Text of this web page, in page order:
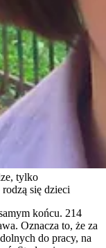
tylko
się dzieci
końcu. 214
Oznacza to, że za
do pracy, na